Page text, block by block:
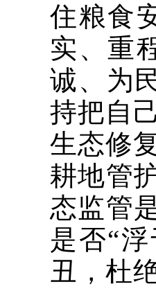
住粮食
实、重
诚、为
持把自
生态修
耕地管
态监管
是否“
丑，杜